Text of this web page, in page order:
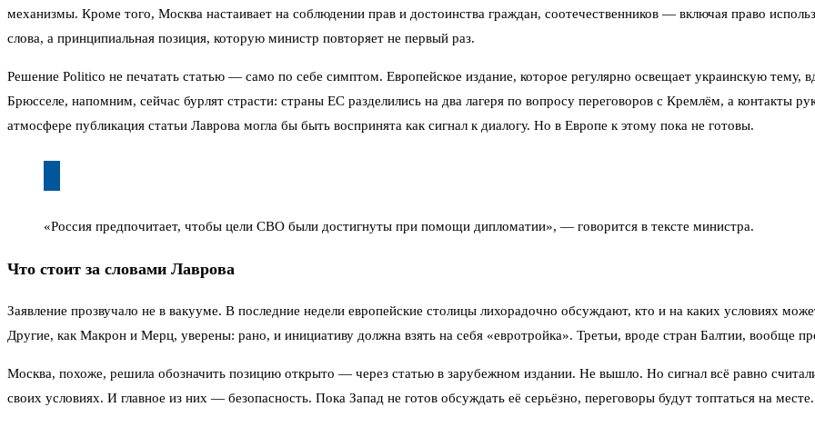
механизмы. Кроме того, Москва настаивает на соблюдении прав и достоинства граждан, соотечественников — включая право
слова, а принципиальная позиция, которую министр повторяет не первый раз.
Решение Politico не печатать статью — само по себе симптом. Европейское издание, которое регулярно освещает украинскую тему,
Брюсселе, напомним, сейчас бурлят страсти: страны ЕС разделились на два лагеря по вопросу переговоров с Кремлём, а контакты
атмосфере публикация статьи Лаврова могла бы быть воспринята как сигнал к диалогу. Но в Европе к этому пока не готовы.
«Россия предпочитает, чтобы цели СВО были достигнуты при помощи дипломатии», — говорится в тексте министра.
Что стоит за словами Лаврова
Заявление прозвучало не в вакууме. В последние недели европейские столицы лихорадочно обсуждают, кто и на каких условиях
Другие, как Макрон и Мерц, уверены: рано, и инициативу должна взять на себя «евротройка». Третьи, вроде стран Балтии, вообще
Москва, похоже, решила обозначить позицию открыто — через статью в зарубежном издании. Не вышло. Но сигнал всё равно
своих условиях. И главное из них — безопасность. Пока Запад не готов обсуждать её серьёзно, переговоры будут топтаться на месте.